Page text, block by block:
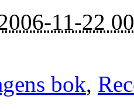
11-22
bok,